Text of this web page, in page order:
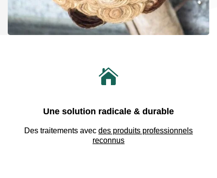

Une solution radicale & durable
Des traitements avec des produits professionnels
reconnus